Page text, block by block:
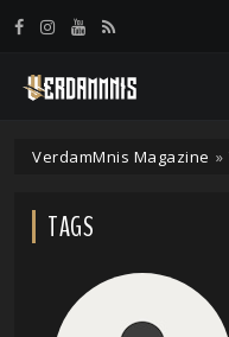
VerdamMnis Magazine »
TAGS
Panneau de gestion des